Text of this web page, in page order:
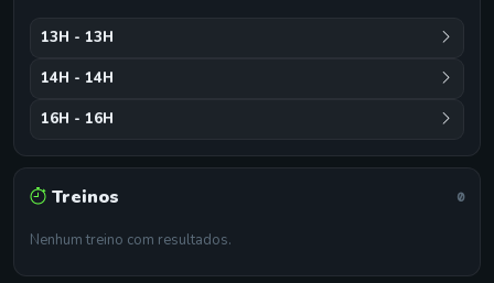
13H - 13H
14H - 14H
16H - 16H
Treinos 0
Nenhum treino com resultados.